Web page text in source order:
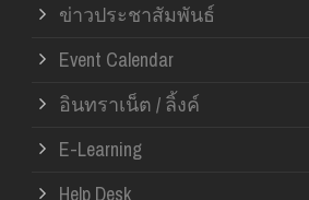
ข่าวประชาสัมพันธ์
Event Calendar
อินทราเน็ต / ลิ้งค์
E-Learning
Help Desk